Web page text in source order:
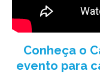
Conheça o
evento para